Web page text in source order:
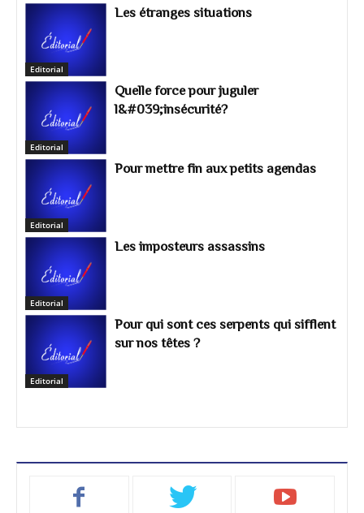
Editorial
Les étranges situations
Editorial
Quelle force pour juguler
l&#039;insécurité?
Editorial
Pour mettre fin aux petits agendas
Editorial
Les imposteurs assassins
Editorial
Pour qui sont ces serpents qui sifflent
sur nos têtes ?